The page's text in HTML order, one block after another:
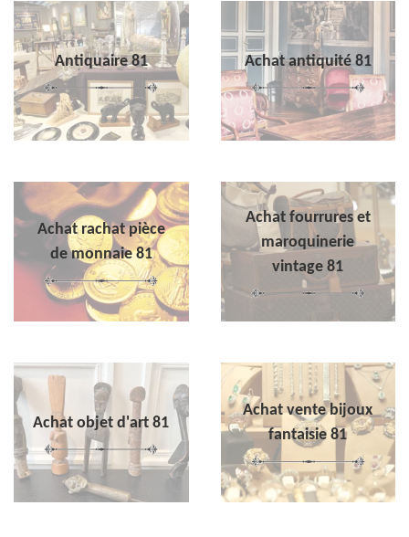
Antiquaire 81 Achat antiquité 81
Achat rachat pièce
de monnaie 81
Achat fourrures et
maroquinerie
vintage 81
Achat objet d'art 81
Achat vente bijoux
fantaisie 81